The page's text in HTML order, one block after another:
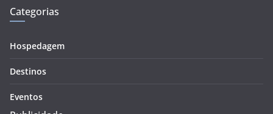
Categorias
Hospedagem
Destinos
Eventos